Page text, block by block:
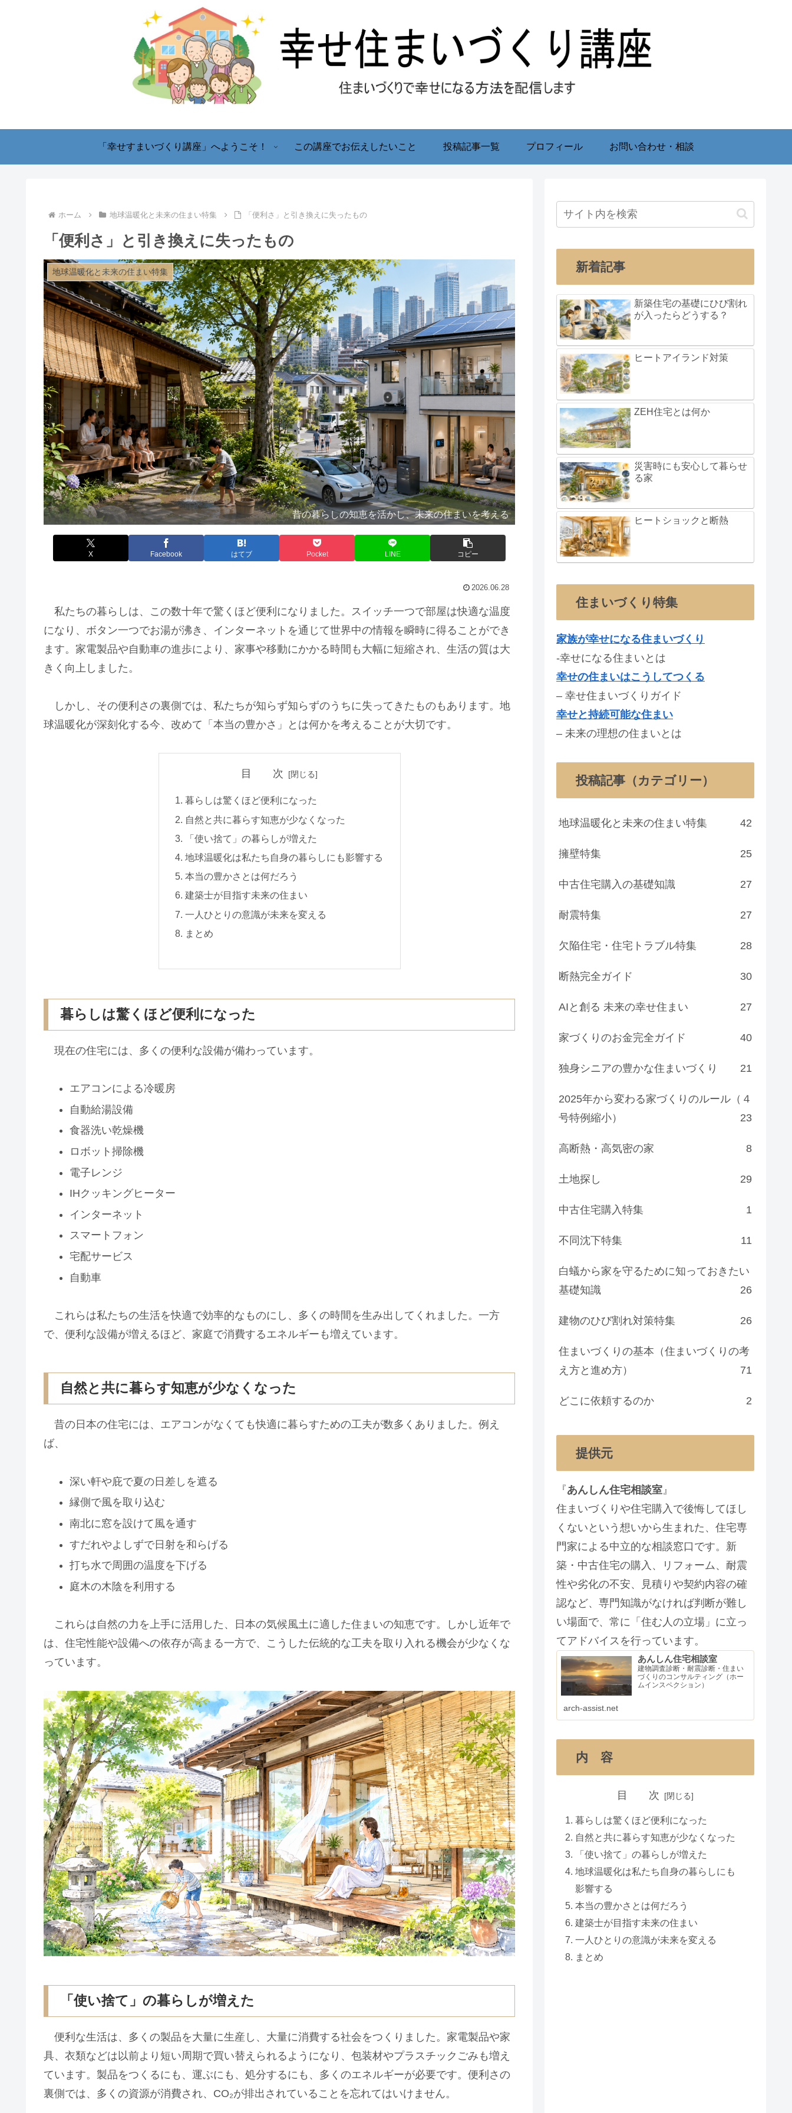
「幸せすまいづくり講座」へようこそ！ この講座でお伝えしたいこと 投稿記事一覧 プロフィール お問い合わせ・相談
ホーム 地球温暖化と未来の住まい特集 「便利さ」と引き換えに失ったもの
「便利さ」と引き換えに失ったもの
地球温暖化と未来の住まい特集
昔の暮らしの知恵を活かし、未来の住まいを考える
X Facebook はてブ Pocket LINE コピー
2026.06.28
私たちの暮らしは、この数十年で驚くほど便利になりました。スイッチ一つで部屋は快適な温度
になり、ボタン一つでお湯が沸き、インターネットを通じて世界中の情報を瞬時に得ることができ
ます。家電製品や自動車の進歩により、家事や移動にかかる時間も大幅に短縮され、生活の質は大
きく向上しました。
しかし、その便利さの裏側では、私たちが知らず知らずのうちに失ってきたものもあります。地
球温暖化が深刻化する今、改めて「本当の豊かさ」とは何かを考えることが大切です。
目 次
暮らしは驚くほど便利になった
自然と共に暮らす知恵が少なくなった
「使い捨て」の暮らしが増えた
地球温暖化は私たち自身の暮らしにも影響する
本当の豊かさとは何だろう
建築士が目指す未来の住まい
一人ひとりの意識が未来を変える
まとめ
暮らしは驚くほど便利になった
現在の住宅には、多くの便利な設備が備わっています。
エアコンによる冷暖房
自動給湯設備
食器洗い乾燥機
ロボット掃除機
電子レンジ
IHクッキングヒーター
インターネット
スマートフォン
宅配サービス
自動車
これらは私たちの生活を快適で効率的なものにし、多くの時間を生み出してくれました。一方
で、便利な設備が増えるほど、家庭で消費するエネルギーも増えています。
自然と共に暮らす知恵が少なくなった
昔の日本の住宅には、エアコンがなくても快適に暮らすための工夫が数多くありました。例え
ば、
深い軒や庇で夏の日差しを遮る
縁側で風を取り込む
南北に窓を設けて風を通す
すだれやよしずで日射を和らげる
打ち水で周囲の温度を下げる
庭木の木陰を利用する
これらは自然の力を上手に活用した、日本の気候風土に適した住まいの知恵です。しかし近年で
は、住宅性能や設備への依存が高まる一方で、こうした伝統的な工夫を取り入れる機会が少なくな
っています。
「使い捨て」の暮らしが増えた
便利な生活は、多くの製品を大量に生産し、大量に消費する社会をつくりました。家電製品や家
具、衣類などは以前より短い周期で買い替えられるようになり、包装材やプラスチックごみも増え
ています。製品をつくるにも、運ぶにも、処分するにも、多くのエネルギーが必要です。便利さの
裏側では、多くの資源が消費され、CO₂が排出されていることを忘れてはいけません。
新着記事
新築住宅の基礎にひび割れ
が入ったらどうする？
ヒートアイランド対策
ZEH住宅とは何か
災害時にも安心して暮らせ
る家
ヒートショックと断熱
住まいづくり特集
家族が幸せになる住まいづくり
-幸せになる住まいとは
幸せの住まいはこうしてつくる
– 幸せ住まいづくりガイド
幸せと持続可能な住まい
– 未来の理想の住まいとは
投稿記事（カテゴリー）
地球温暖化と未来の住まい特集 42
擁壁特集 25
中古住宅購入の基礎知識 27
耐震特集 27
欠陥住宅・住宅トラブル特集 28
断熱完全ガイド 30
AIと創る 未来の幸せ住まい 27
家づくりのお金完全ガイド 40
独身シニアの豊かな住まいづくり 21
2025年から変わる家づくりのルール（４
号特例縮小）
23
高断熱・高気密の家 8
土地探し 29
中古住宅購入特集 1
不同沈下特集 11
白蟻から家を守るために知っておきたい
基礎知識
26
建物のひび割れ対策特集 26
住まいづくりの基本（住まいづくりの考
え方と進め方）
71
どこに依頼するのか 2
提供元
『あんしん住宅相談室』
住まいづくりや住宅購入で後悔してほし
くないという想いから生まれた、住宅専
門家による中立的な相談窓口です。新
築・中古住宅の購入、リフォーム、耐震
性や劣化の不安、見積りや契約内容の確
認など、専門知識がなければ判断が難し
い場面で、常に「住む人の立場」に立っ
てアドバイスを行っています。
あんしん住宅相談室
建物調査診断・耐震診断・住まい
づくりのコンサルティング（ホー
ムインスペクション）
arch-assist.net
内 容
目 次
暮らしは驚くほど便利になった
自然と共に暮らす知恵が少なくなった
「使い捨て」の暮らしが増えた
地球温暖化は私たち自身の暮らしにも
影響する
本当の豊かさとは何だろう
建築士が目指す未来の住まい
一人ひとりの意識が未来を変える
まとめ